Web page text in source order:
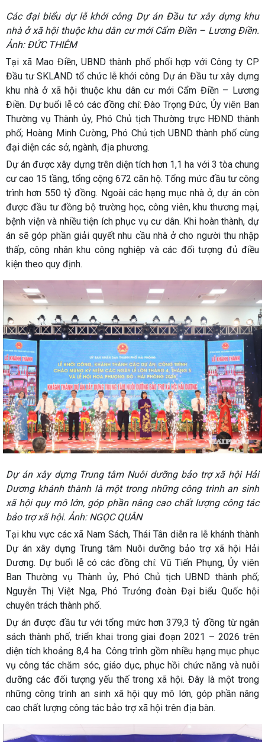
Các đại biểu dự lễ khởi công Dự án Đầu tư xây dựng khu
nhà ở xã hội thuộc khu dân cư mới Cẩm Điền – Lương Điền.
Ảnh: ĐỨC THIÊM
Tại xã Mao Điền, UBND thành phố phối hợp với Công ty CP
Đầu tư SKLAND tổ chức lễ khởi công Dự án Đầu tư xây dựng
khu nhà ở xã hội thuộc khu dân cư mới Cẩm Điền – Lương
Điền. Dự buổi lễ có các đồng chí: Đào Trọng Đức, Ủy viên Ban
Thường vụ Thành ủy, Phó Chủ tịch Thường trực HĐND thành
phố; Hoàng Minh Cường, Phó Chủ tịch UBND thành phố cùng
đại diện các sở, ngành, địa phương.
Dự án được xây dựng trên diện tích hơn 1,1 ha với 3 tòa chung
cư cao 15 tầng, tổng cộng 672 căn hộ. Tổng mức đầu tư công
trình hơn 550 tỷ đồng. Ngoài các hạng mục nhà ở, dự án còn
được đầu tư đồng bộ trường học, công viên, khu thương mại,
bệnh viện và nhiều tiện ích phục vụ cư dân. Khi hoàn thành, dự
án sẽ góp phần giải quyết nhu cầu nhà ở cho người thu nhập
thấp, công nhân khu công nghiệp và các đối tượng đủ điều
kiện theo quy định.
Dự án xây dựng Trung tâm Nuôi dưỡng bảo trợ xã hội Hải
Dương khánh thành là một trong những công trình an sinh
xã hội quy mô lớn, góp phần nâng cao chất lượng công tác
bảo trợ xã hội. Ảnh: NGỌC QUÂN
Tại khu vực các xã Nam Sách, Thái Tân diễn ra lễ khánh thành
Dự án xây dựng Trung tâm Nuôi dưỡng bảo trợ xã hội Hải
Dương. Dự buổi lễ có các đồng chí: Vũ Tiến Phụng, Ủy viên
Ban Thường vụ Thành ủy, Phó Chủ tịch UBND thành phố;
Nguyễn Thị Việt Nga, Phó Trưởng đoàn Đại biểu Quốc hội
chuyên trách thành phố.
Dự án được đầu tư với tổng mức hơn 379,3 tỷ đồng từ ngân
sách thành phố, triển khai trong giai đoạn 2021 – 2026 trên
diện tích khoảng 8,4 ha. Công trình gồm nhiều hạng mục phục
vụ công tác chăm sóc, giáo dục, phục hồi chức năng và nuôi
dưỡng các đối tượng yếu thế trong xã hội. Đây là một trong
những công trình an sinh xã hội quy mô lớn, góp phần nâng
cao chất lượng công tác bảo trợ xã hội trên địa bàn.